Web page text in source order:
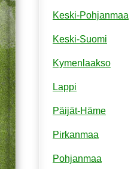
Keski-Pohjanmaa
Keski-Suomi
Kymenlaakso
Lappi
Päijät-Häme
Pirkanmaa
Pohjanmaa